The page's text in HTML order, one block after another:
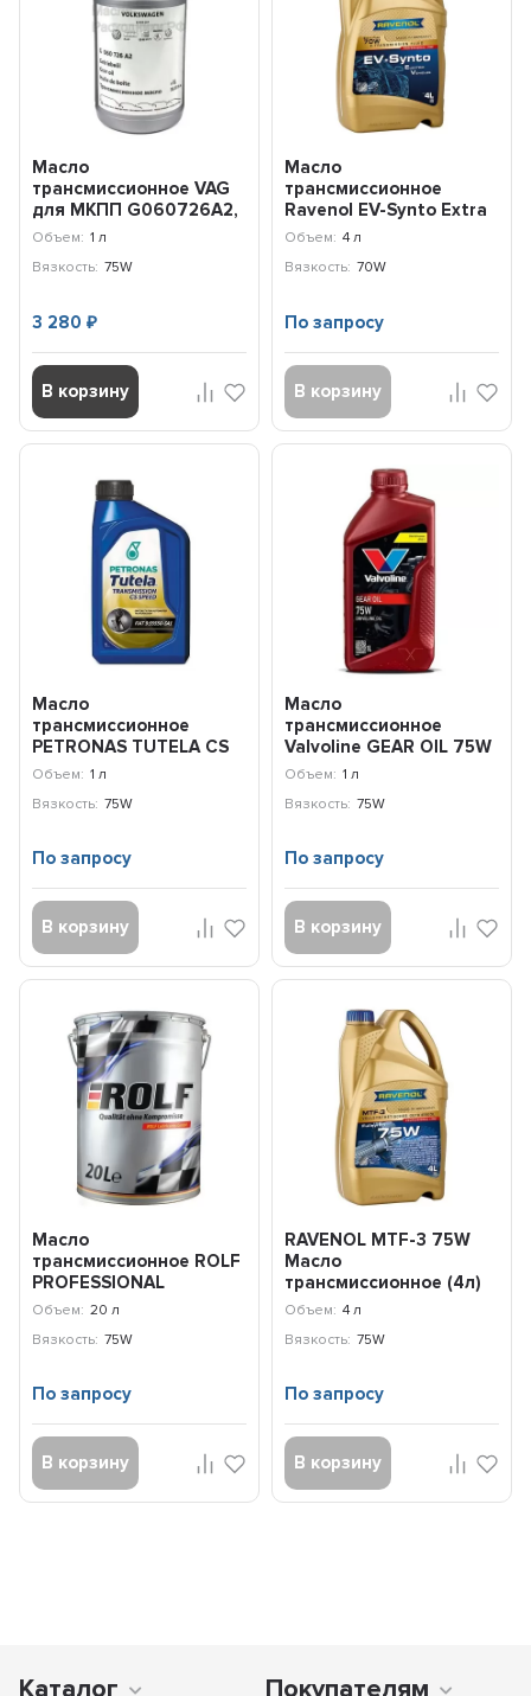
Масло
трансмиссионное VAG
для МКПП G060726A2,
1л / G060726A2
Объем: 1 л
Вязкость: 75W
3 280₽
В корзину
Масло
трансмиссионное
Ravenol EV-Synto Extra
Fluid 70W E-TF (4л)
Объем: 4 л
Вязкость: 70W
По запросу
В корзину
Масло
трансмиссионное
PETRONAS TUTELA CS
SPEED 75W (1л)
Объем: 1 л
Вязкость: 75W
По запросу
В корзину
Масло
трансмиссионное
Valvoline GEAR OIL 75W
(1л) 886573
Объем: 1 л
Вязкость: 75W
По запросу
В корзину
Масло
трансмиссионное ROLF
PROFESSIONAL
DSG/DCT 75W (20л)
Объем: 20 л
Вязкость: 75W
По запросу
В корзину
RAVENOL MTF-3 75W
Масло
трансмиссионное (4л)
Объем: 4 л
Вязкость: 75W
По запросу
В корзину
Каталог Покупателям